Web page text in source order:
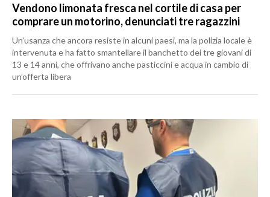
Vendono limonata fresca nel cortile di casa per
comprare un motorino, denunciati tre ragazzini
Un’usanza che ancora resiste in alcuni paesi, ma la polizia locale è
intervenuta e ha fatto smantellare il banchetto dei tre giovani di
13 e 14 anni, che offrivano anche pasticcini e acqua in cambio di
un’offerta libera